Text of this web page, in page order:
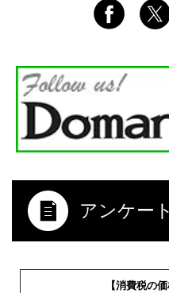
アンケート
【消費税の